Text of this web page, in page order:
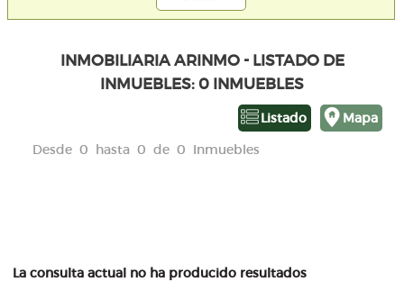
INMOBILIARIA ARINMO - LISTADO DE
INMUEBLES: 0 INMUEBLES
Mapa
Listado
Desde 0 hasta 0 de 0 Inmuebles
La consulta actual no ha producido resultados